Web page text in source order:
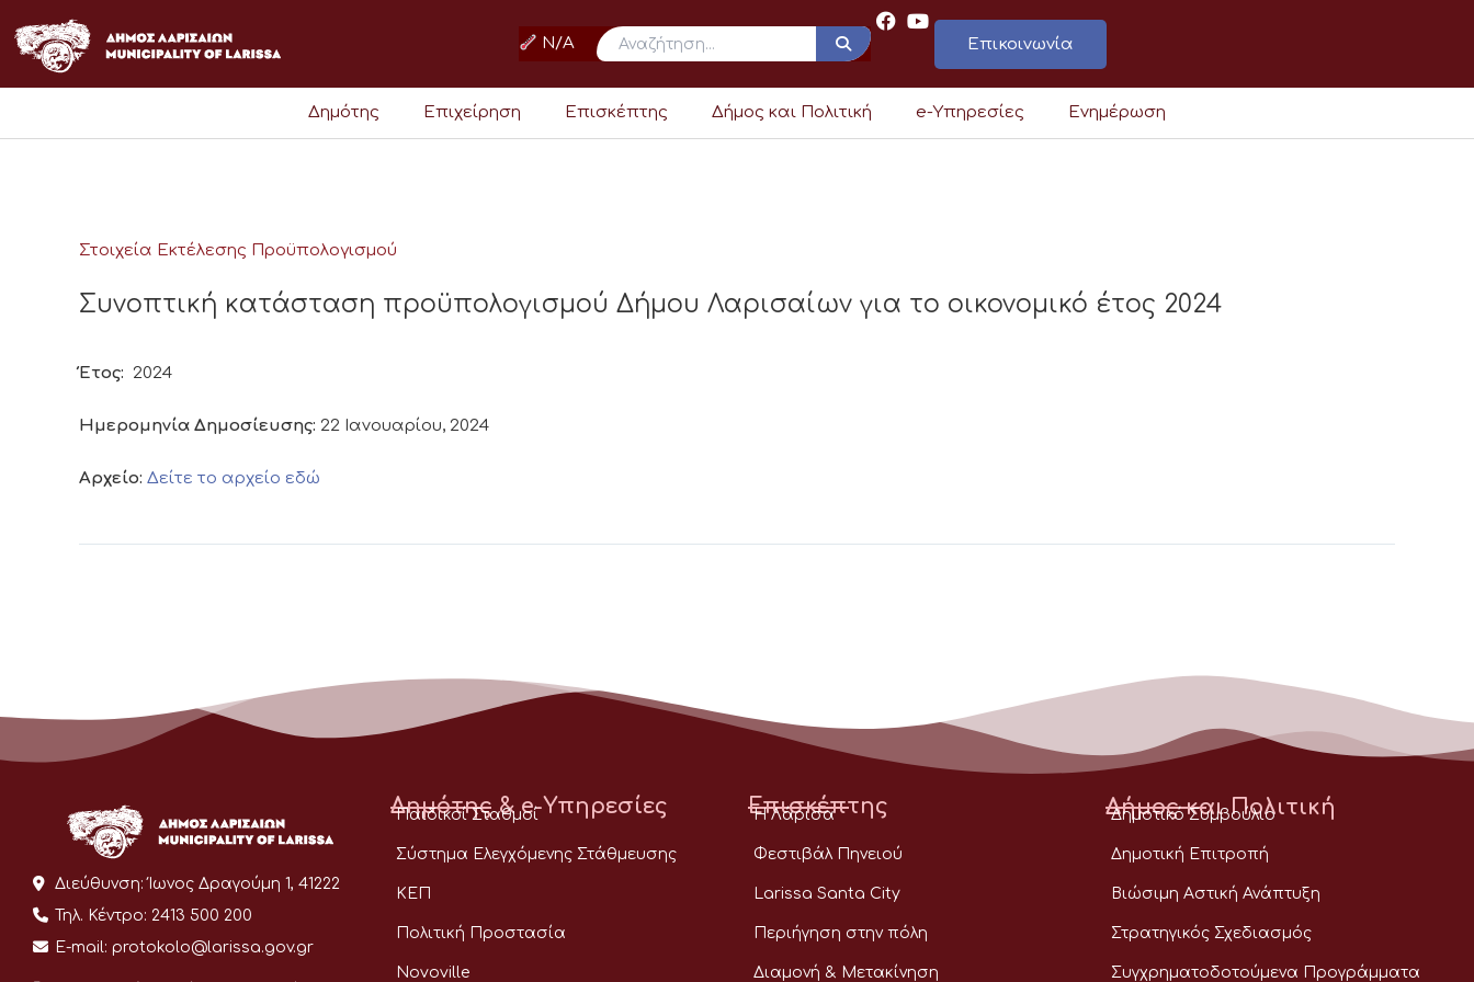
στο
περιεχόμενο
N/A Επικοινωνία
Δημότης Επιχείρηση Επισκέπτης Δήμος και Πολιτική e-Υπηρεσίες Ενημέρωση
Στοιχεία Εκτέλεσης Προϋπολογισμού
Συνοπτική κατάσταση προϋπολογισμού Δήμου Λαρισαίων για το οικονομικό έτος 2024
Έτος: 2024
Ημερομηνία Δημοσίευσης: 22 Ιανουαρίου, 2024
Αρχείο: Δείτε το αρχείο εδώ
Διεύθυνση: Ίωνος Δραγούμη 1, 41222
Τηλ. Κέντρο: 2413 500 200
E-mail: protokolo@larissa.gov.gr
Δημότης & e-Υπηρεσίες
Παιδικοί Σταθμοί
Σύστημα Ελεγχόμενης Στάθμευσης
ΚΕΠ
Πολιτική Προστασία
Novoville
Επισκέπτης
Η Λάρισα
Φεστιβάλ Πηνειού
Larissa Santa City
Περιήγηση στην πόλη
Διαμονή & Μετακίνηση
Δήμος και Πολιτική
Δημοτικό Συμβούλιο
Δημοτική Επιτροπή
Βιώσιμη Αστική Ανάπτυξη
Στρατηγικός Σχεδιασμός
Συγχρηματοδοτούμενα Προγράμματα